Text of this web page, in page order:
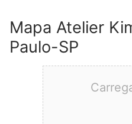
Mapa Atelier
Paulo-SP